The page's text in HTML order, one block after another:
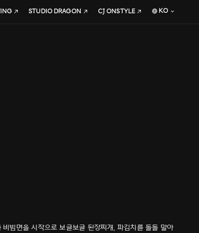
STUDIO DRAGON CJ ONSTYLE KO
빔면을 시작으로 보글보글 된장찌개, 파김치를 돌돌 말아